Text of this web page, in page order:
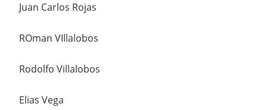
Juan Carlos Rojas
ROman VIllalobos
Rodolfo Villalobos
Elias Vega